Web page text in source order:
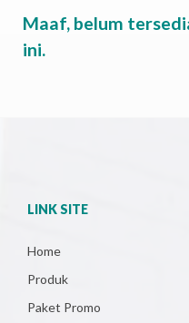
Maaf, belum
ini.
LINK SITE
Home
Produk
Paket Promo